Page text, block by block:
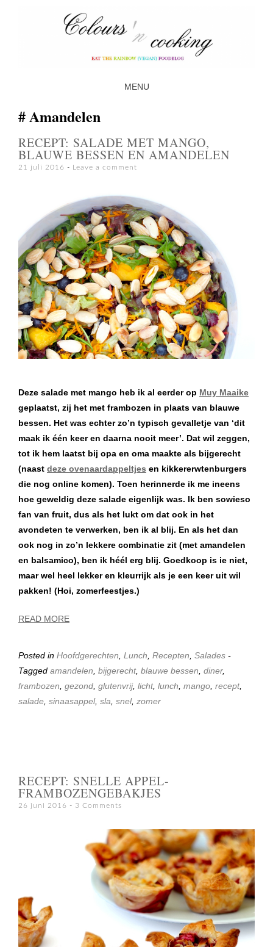
MENU
Amandelen
RECEPT: SALADE MET MANGO,
BLAUWE BESSEN EN AMANDELEN
21 juli 2016 Leave a comment
Deze salade met mango heb ik al eerder op Muy Maaike
geplaatst, zij het met frambozen in plaats van blauwe
bessen. Het was echter zo’n typisch gevalletje van ‘dit
maak ik één keer en daarna nooit meer’. Dat wil zeggen,
tot ik hem laatst bij opa en oma maakte als bijgerecht
(naast deze ovenaardappeltjes en kikkererwtenburgers
die nog online komen). Toen herinnerde ik me ineens
hoe geweldig deze salade eigenlijk was. Ik ben sowieso
fan van fruit, dus als het lukt om dat ook in het
avondeten te verwerken, ben ik al blij. En als het dan
ook nog in zo’n lekkere combinatie zit (met amandelen
en balsamico), ben ik héél erg blij. Goedkoop is ie niet,
maar wel heel lekker en kleurrijk als je een keer uit wil
pakken! (Hoi, zomerfeestjes.)
READ MORE
Posted in Hoofdgerechten Lunch Recepten Salades -
Tagged amandelen bijgerecht, blauwe bessen diner,
frambozen gezond glutenvrij, licht, lunch mango recept,
salade sinaasappel, sla snel, zomer
RECEPT: SNELLE APPEL-
FRAMBOZENGEBAKJES
26 juni 2016 3 Comments